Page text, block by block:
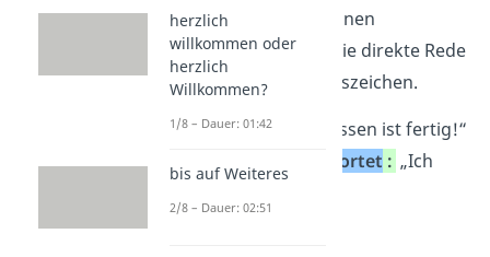
beide Teile durch einen
Doppelpunkt ab. Die direkte Rede
steht in Anführungszeichen.
Mama ruft
„Essen ist fertig!“
Der Sohn antwortet : „Ich
herzlich
willkommen oder
herzlich
Willkommen?
1/8 – Dauer: 01:42
bis auf Weiteres
2/8 – Dauer: 02:51